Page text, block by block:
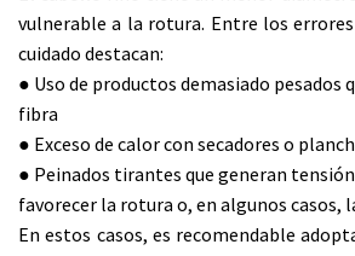
vulnerable a la rotura. Entre los
cuidado destacan:
● Uso de productos demasiado pesados
fibra
● Exceso de calor con secadores o
● Peinados tirantes que generan
favorecer la rotura o, en algunos casos,
En estos casos, es recomendable